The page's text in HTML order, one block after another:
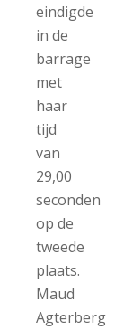
eindigde
in de
barrage
met
haar
tijd
van
29,00
seconden
op de
tweede
plaats.
Maud
Agterberg